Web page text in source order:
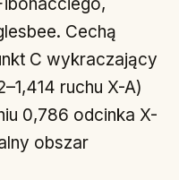
Cechą
C wykraczający
ruchu X-A)
0,786 odcinka X-
obszar